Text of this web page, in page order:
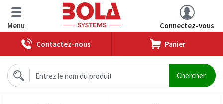
Menu
Connectez-vous
Contactez-nous
Panier